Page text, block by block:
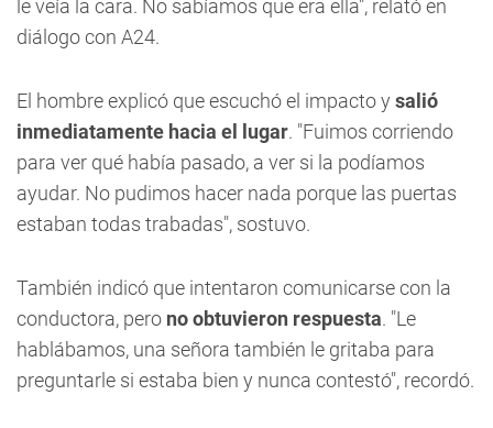
le veía la cara. No sabíamos que era ella", relató en
diálogo con A24.
El hombre explicó que escuchó el impacto y salió
inmediatamente hacia el lugar. "Fuimos corriendo
para ver qué había pasado, a ver si la podíamos
ayudar. No pudimos hacer nada porque las puertas
estaban todas trabadas", sostuvo.
También indicó que intentaron comunicarse con la
conductora, pero no obtuvieron respuesta. "Le
hablábamos, una señora también le gritaba para
preguntarle si estaba bien y nunca contestó", recordó.